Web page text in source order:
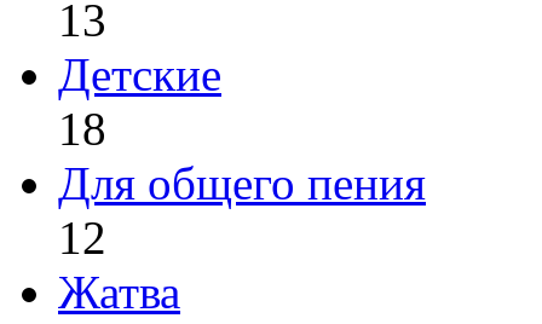
13
Детские
18
Для общего пения
12
Жатва